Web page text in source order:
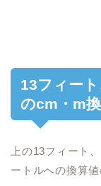
13フィー
のcm・m
上の13フィート
ートルへの換算